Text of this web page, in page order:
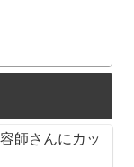
師さんにカッ